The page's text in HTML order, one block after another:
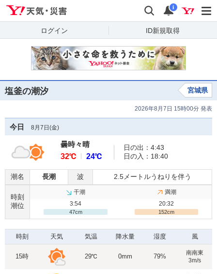
検索 通知
i
ログイン ID新規取得
塩釜の潮汐 宮城県
2026年8月7日 15時00分 発表
今日 8月7日(金)
曇時々晴
32℃
24℃
日の出：4:43
日の入：18:40
潮名 長潮 波 2.5メートルうねりを伴う
時刻
潮位
干潮
3:54
47cm
満潮
20:32
152cm
時刻 天気 気温 降水量 湿度 風
15時 29℃ 0mm 79%
南南東
3m/s